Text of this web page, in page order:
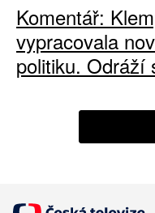
Komentář:
vypracovala
politiku. Odráží